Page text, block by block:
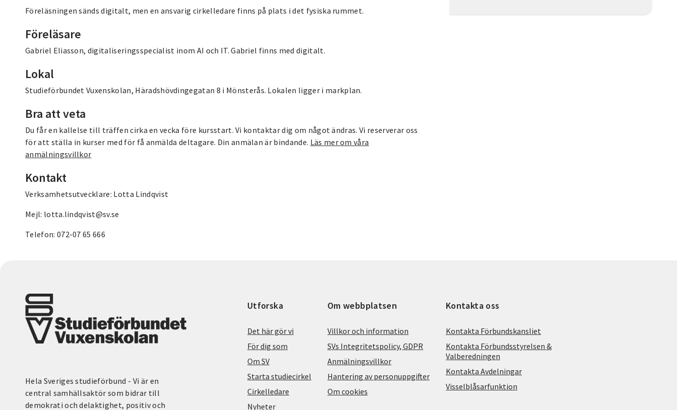
Föreläsningen sänds digitalt, men en ansvarig cirkelledare finns på plats i det fysiska rummet.
Föreläsare
Gabriel Eliasson, digitaliseringsspecialist inom AI och IT. Gabriel finns med digitalt.
Lokal
Studieförbundet Vuxenskolan, Häradshövdingegatan 8 i Mönsterås. Lokalen ligger i markplan.
Bra att veta
Du får en kallelse till träffen cirka en vecka före kursstart. Vi kontaktar dig om något ändras. Vi reserverar oss
för att ställa in kurser med för få anmälda deltagare. Din anmälan är bindande. Läs mer om våra
anmälningsvillkor
Kontakt
Verksamhetsutvecklare: Lotta Lindqvist
Mejl: lotta.lindqvist@sv.se
Telefon: 072-07 65 666
Hela Sveriges studieförbund - Vi är en
central samhällsaktör som bidrar till
demokrati och delaktighet, positiv och
Utforska
Det här gör vi
För dig som
Om SV
Starta studiecirkel
Cirkelledare
Nyheter
Om webbplatsen
Villkor och information
SVs Integritetspolicy, GDPR
Anmälningsvillkor
Hantering av personuppgifter
Om cookies
Kontakta oss
Kontakta Förbundskansliet
Kontakta Förbundsstyrelsen &
Valberedningen
Kontakta Avdelningar
Visselblåsarfunktion